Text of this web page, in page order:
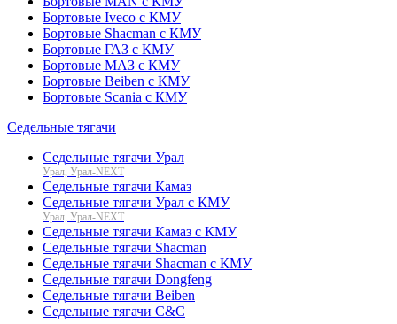
Бортовые Iveco с КМУ
Бортовые Shacman с КМУ
Бортовые ГАЗ с КМУ
Бортовые МАЗ с КМУ
Бортовые Beiben с КМУ
Бортовые Scania с КМУ
Седельные тягачи
Седельные тягачи Урал
Урал, Урал-NEXT
Седельные тягачи Камаз
Седельные тягачи Урал с КМУ
Урал, Урал-NEXT
Седельные тягачи Камаз с КМУ
Седельные тягачи Shacman
Седельные тягачи Shacman с КМУ
Седельные тягачи Dongfeng
Седельные тягачи Beiben
Седельные тягачи C&C